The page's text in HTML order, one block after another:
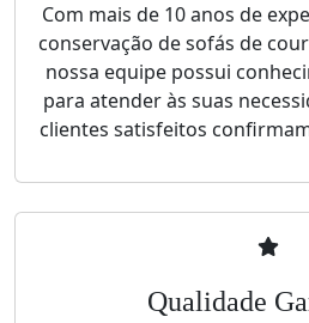
Com mais de 10 anos de
conservação de sofás de
nossa equipe possui
para atender às suas
clientes satisfeitos
Qualidade